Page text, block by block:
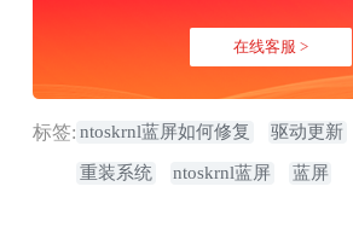
在线客服 >
标签: ntoskrnl蓝屏如何修复 驱动更新
重装系统 ntoskrnl蓝屏 蓝屏